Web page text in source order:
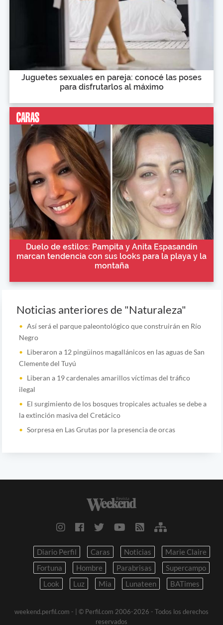
Juguetes sexuales en pareja: conocé las poses
para disfrutarlos al máximo
Duelo de estilos: Pampita y Anita Espasandín
marcan tendencia con sus looks para la playa y la
montaña
Noticias anteriores de "Naturaleza"
Así será el parque paleontológico que construirán en Río
Negro
Liberaron a 12 pingüinos magallánicos en las aguas de San
Clemente del Tuyú
Liberan a 19 cardenales amarillos víctimas del tráfico
ilegal
El surgimiento de los bosques tropicales actuales se debe a
la extinción masiva del Cretácico
Sorpresa en Las Grutas por la presencia de orcas
Diario Perfil Caras Noticias
Marie Claire
Fortuna
Hombre Parabrisas
Supercampo
Look
Luz Mia Lunateen BATimes
weekend.perfil.com -
| © Perfil.com 2006-2026 - Todos los derechos
reservados